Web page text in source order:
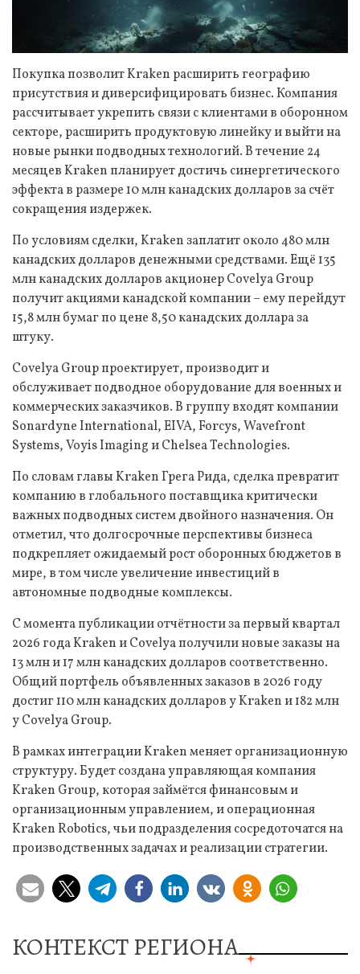
Покупка позволит Kraken расширить географию
присутствия и диверсифицировать бизнес. Компания
рассчитывает укрепить связи с клиентами в оборонном
секторе, расширить продуктовую линейку и выйти на
новые рынки подводных технологий. В течение 24
месяцев Kraken планирует достичь синергетического
эффекта в размере 10 млн канадских долларов за счёт
сокращения издержек.
По условиям сделки, Kraken заплатит около 480 млн
канадских долларов денежными средствами. Ещё 135
млн канадских долларов акционер Covelya Group
получит акциями канадской компании – ему перейдут
15,8 млн бумаг по цене 8,50 канадских доллара за
штуку.
Covelya Group проектирует, производит и
обслуживает подводное оборудование для военных и
коммерческих заказчиков. В группу входят компании
Sonardyne International, EIVA, Forcys, Wavefront
Systems, Voyis Imaging и Chelsea Technologies.
По словам главы Kraken Грега Рида, сделка превратит
компанию в глобального поставщика критически
важных подводных систем двойного назначения. Он
отметил, что долгосрочные перспективы бизнеса
подкрепляет ожидаемый рост оборонных бюджетов в
мире, в том числе увеличение инвестиций в
автономные подводные комплексы.
С момента публикации отчётности за первый квартал
2026 года Kraken и Covelya получили новые заказы на
13 млн и 17 млн канадских долларов соответственно.
Общий портфель объявленных заказов в 2026 году
достиг 110 млн канадских долларов у Kraken и 182 млн
у Covelya Group.
В рамках интеграции Kraken меняет организационную
структуру. Будет создана управляющая компания
Kraken Group, которая займётся финансовым и
организационным управлением, и операционная
Kraken Robotics, чьи подразделения сосредоточатся на
производственных задачах и реализации стратегии.
КОНТЕКСТ РЕГИОНА